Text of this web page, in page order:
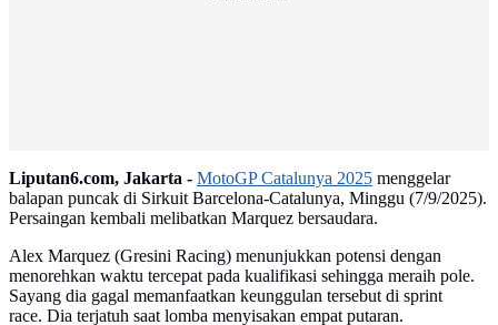
Liputan6.com, Jakarta - MotoGP Catalunya 2025 menggelar
balapan puncak di Sirkuit Barcelona-Catalunya, Minggu (7/9/2025).
Persaingan kembali melibatkan Marquez bersaudara.
Alex Marquez (Gresini Racing) menunjukkan potensi dengan
menorehkan waktu tercepat pada kualifikasi sehingga meraih pole.
Sayang dia gagal memanfaatkan keunggulan tersebut di sprint
race. Dia terjatuh saat lomba menyisakan empat putaran.